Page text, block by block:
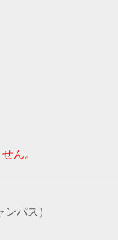
ん。
パス）